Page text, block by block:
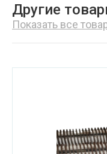
Другие
Показать все